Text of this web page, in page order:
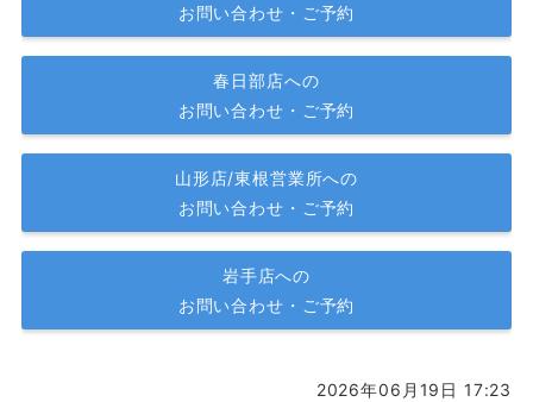
お問い合わせ・ご予約
春日部店への
お問い合わせ・ご予約
山形店/東根営業所への
お問い合わせ・ご予約
岩手店への
お問い合わせ・ご予約
2026年06月19日 17:23